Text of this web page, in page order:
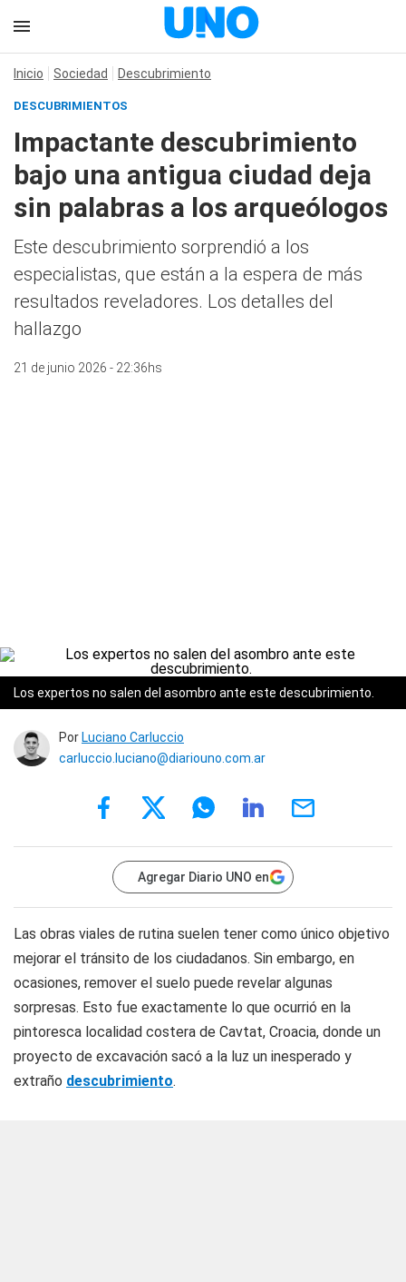
Inicio Sociedad Descubrimiento
DESCUBRIMIENTOS
Impactante descubrimiento
bajo una antigua ciudad deja
sin palabras a los arqueólogos
Este descubrimiento sorprendió a los
especialistas, que están a la espera de más
resultados reveladores. Los detalles del
hallazgo
21 de junio 2026 - 22:36hs
Los expertos no salen del asombro ante este descubrimiento.
Por Luciano Carluccio
carluccio.luciano@diariouno.com.ar
Agregar Diario UNO en
Las obras viales de rutina suelen tener como único objetivo
mejorar el tránsito de los ciudadanos. Sin embargo, en
ocasiones, remover el suelo puede revelar algunas
sorpresas. Esto fue exactamente lo que ocurrió en la
pintoresca localidad costera de Cavtat, Croacia, donde un
proyecto de excavación sacó a la luz un inesperado y
extraño descubrimiento.